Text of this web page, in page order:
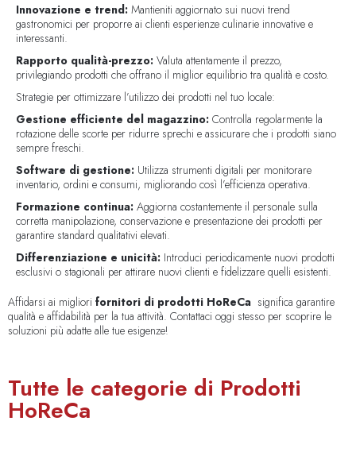
Innovazione e trend: Mantieniti aggiornato sui nuovi trend
gastronomici per proporre ai clienti esperienze culinarie innovative e
interessanti.
Rapporto qualità-prezzo: Valuta attentamente il prezzo,
privilegiando prodotti che offrano il miglior equilibrio tra qualità e costo.
Strategie per ottimizzare l’utilizzo dei prodotti nel tuo locale:
Gestione efficiente del magazzino: Controlla regolarmente la
rotazione delle scorte per ridurre sprechi e assicurare che i prodotti siano
sempre freschi.
Software di gestione: Utilizza strumenti digitali per monitorare
inventario, ordini e consumi, migliorando così l’efficienza operativa.
Formazione continua: Aggiorna costantemente il personale sulla
corretta manipolazione, conservazione e presentazione dei prodotti per
garantire standard qualitativi elevati.
Differenziazione e unicità: Introduci periodicamente nuovi prodotti
esclusivi o stagionali per attirare nuovi clienti e fidelizzare quelli esistenti.
Affidarsi ai migliori fornitori di prodotti HoReCa significa garantire
qualità e affidabilità per la tua attività. Contattaci oggi stesso per scoprire le
soluzioni più adatte alle tue esigenze!
Tutte le categorie di Prodotti
HoReCa